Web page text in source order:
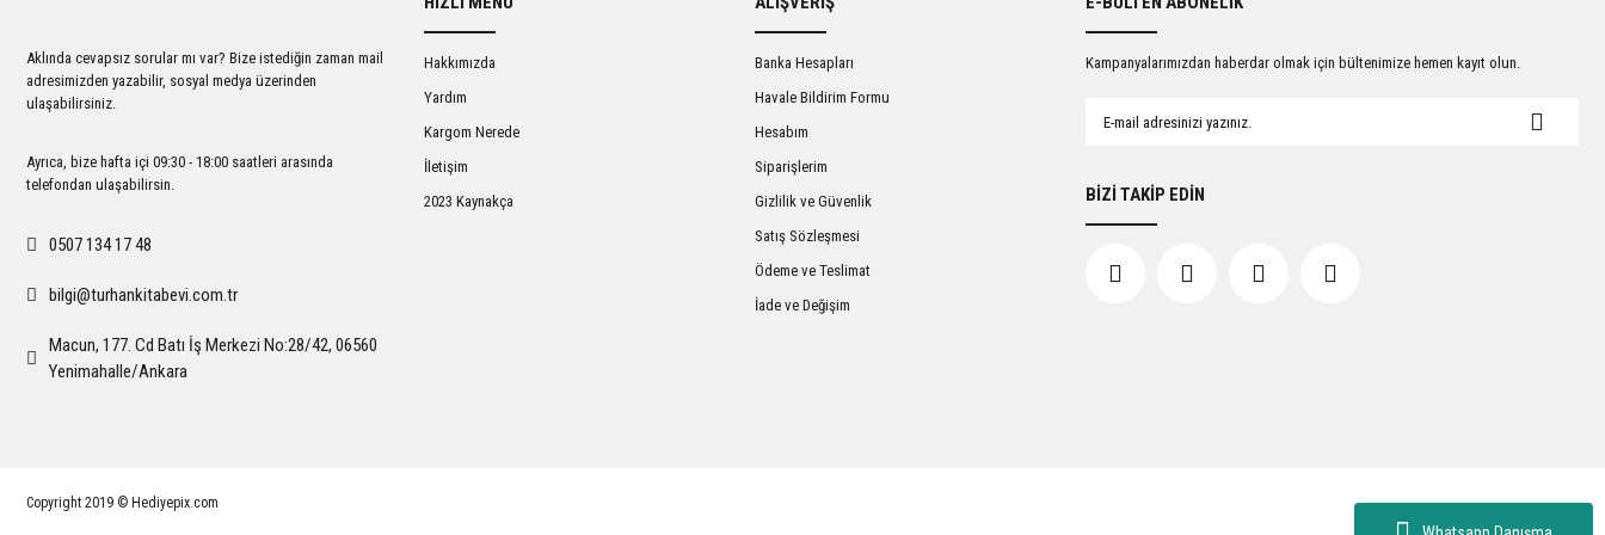
Ürün fiyatı diğer sitelerden daha pahalı.
Bu ürüne benzer farklı alternatifler olmalı.
Gönder
Aklında cevapsız sorular mı var? Bize istediğin zaman mail
adresimizden yazabilir, sosyal medya üzerinden
ulaşabilirsiniz.
Ayrıca, bize hafta içi 09:30 - 18:00 saatleri arasında
telefondan ulaşabilirsin.
0507 134 17 48
bilgi@turhankitabevi.com.tr
Macun, 177. Cd Batı İş Merkezi No:28/42, 06560
Yenimahalle/Ankara
Hakkımızda
Yardım
Kargom Nerede
İletişim
2023 Kaynakça
Banka Hesapları
Havale Bildirim Formu
Hesabım
Siparişlerim
Gizlilik ve Güvenlik
Satış Sözleşmesi
Ödeme ve Teslimat
İade ve Değişim
Kampanyalarımızdan haberdar olmak için bültenimize hemen kayıt olun.
BİZİ TAKİP EDİN
Copyright 2019 © Hediyepix.com